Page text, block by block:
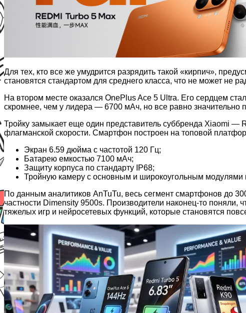
Для тех, кто все же умудрится разрядить такой «кирпич»,
становятся стандартом для среднего класса, что не может не
На втором месте оказался OnePlus Ace 5 Ultra. Его сердцем
скромнее, чем у лидера — 6700 мАч, но все равно
Тройку замыкает еще один представитель суббренда Xiaomi —
флагманской скорости. Смартфон построен на топовой
Экран 6.59 дюйма с частотой 120 Гц;
Батарею емкостью 7100 мАч;
Защиту корпуса по стандарту IP68;
Тройную камеру с основным и широкоугольным
По данным аналитиков AnTuTu, весь сегмент смартфонов до
частности Dimensity 9500s. Производители наконец-то поняли,
тяжелых игр и нейросетевых функций, которые становятся